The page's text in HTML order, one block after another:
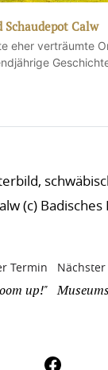
Calw
eher verträumte
(c)
Termin
up!"